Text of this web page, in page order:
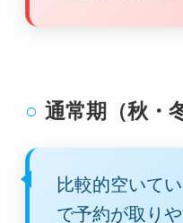
通常期（秋・
比較的空いて
で予約が取り